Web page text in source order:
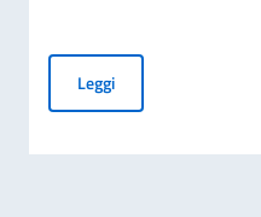
LeggiAVVISO